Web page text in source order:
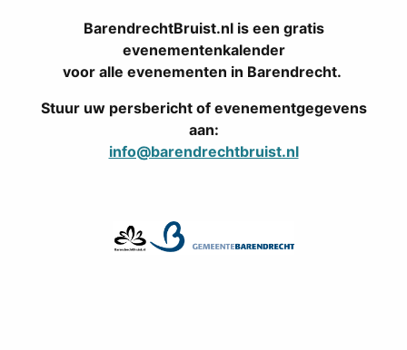
BarendrechtBruist.nl is een gratis
evenementenkalender
voor alle evenementen in Barendrecht.
Stuur uw persbericht of evenementgegevens
aan:
info@barendrechtbruist.nl